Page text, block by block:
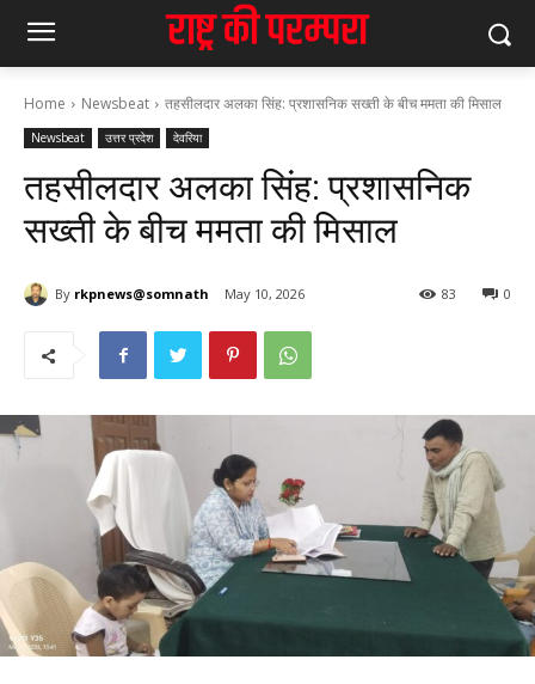
Home Newsbeat तहसीलदार अलका सिंह: प्रशासनिक सख्ती के बीच ममता की मिसाल
Newsbeat उत्तर प्रदेश देवरिया
तहसीलदार अलका सिंह: प्रशासनिक
सख्ती के बीच ममता की मिसाल
By rkpnews@somnath May 10, 2026 0
83